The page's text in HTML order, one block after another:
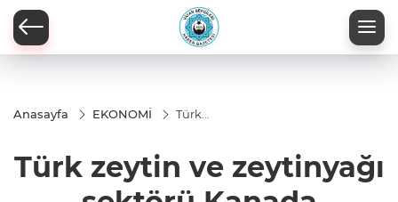
Anasayfa EKONOMİ
Türk
Kanada
Türk zeytin ve zeytinyağı